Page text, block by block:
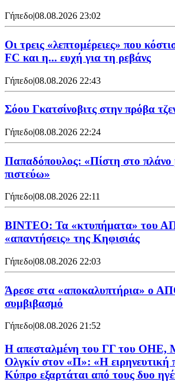
Γήπεδο|08.08.2026 23:02
Οι τρεις «λεπτομέρειες» που
FC και η... ευχή για τη ρεβάνς
Γήπεδο|08.08.2026 22:43
Σόου Γκατσίνοβιτς στην πρόβα
Γήπεδο|08.08.2026 22:24
Παπαδόπουλος: «Πίστη στο
πιστεύω»
Γήπεδο08.08.2026 22:11
ΒΙΝΤΕΟ: Τα «κτυπήματα» του
«απαντήσεις» της Κηφισιάς
Γήπεδο|08.08.2026 22:03
Άρεσε στα «αποκαλυπτήρια» ο
συμβιβασμό
Γήπεδο|08.08.2026 21:52
Η απεσταλμένη του ΓΓ του ΟΗΕ,
Ολγκίν στον «Π»: «Η ειρηνευτική
Κύπρο εξαρτάται από τους δυο